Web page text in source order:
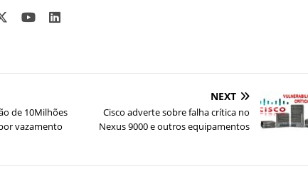
de 10Milhões
vazamento
NEXT
Cisco adverte sobre falha crítica no
Nexus 9000 e outros equipamentos